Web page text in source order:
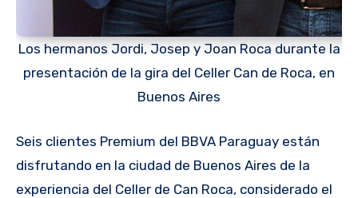
Los hermanos Jordi, Josep y Joan Roca durante la
presentación de la gira del Celler Can de Roca, en
Buenos Aires
Seis clientes Premium del BBVA Paraguay están
disfrutando en la ciudad de Buenos Aires de la
experiencia del Celler de Can Roca, considerado el